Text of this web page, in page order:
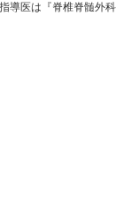
導医は『脊椎脊髄外科